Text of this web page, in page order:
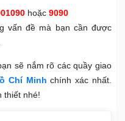
hoặc 9090
vấn đề mà bạn cần được
sẽ nắm rõ các quầy giao
Chí Minh chính xác nhất.
thiết nhé!